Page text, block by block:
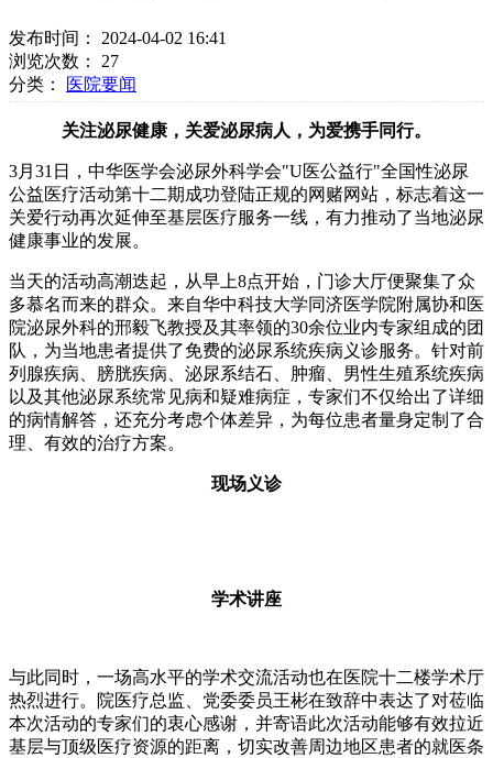
发布时间： 2024-04-02 16:41
浏览次数： 27
分类：
医院要闻
关注泌尿健康，关爱泌尿病人，为爱携手同行。
3月31日，中华医学会泌尿外科学会"U医公益行"全国性泌尿
公益医疗活动第十二期成功登陆正规的网赌网站，标志着这一
关爱行动再次延伸至基层医疗服务一线，有力推动了当地泌尿
健康事业的发展。
当天的活动高潮迭起，从早上8点开始，门诊大厅便聚集了众
多慕名而来的群众。来自华中科技大学同济医学院附属协和医
院泌尿外科的邢毅飞教授及其率领的30余位业内专家组成的团
队，为当地患者提供了免费的泌尿系统疾病义诊服务。针对前
列腺疾病、膀胱疾病、泌尿系结石、肿瘤、男性生殖系统疾病
以及其他泌尿系统常见病和疑难病症，专家们不仅给出了详细
的病情解答，还充分考虑个体差异，为每位患者量身定制了合
理、有效的治疗方案。
现场义诊
学术讲座
与此同时，一场高水平的学术交流活动也在医院十二楼学术厅
热烈进行。院医疗总监、党委委员王彬在致辞中表达了对莅临
本次活动的专家们的衷心感谢，并寄语此次活动能够有效拉近
基层与顶级医疗资源的距离，切实改善周边地区患者的就医条